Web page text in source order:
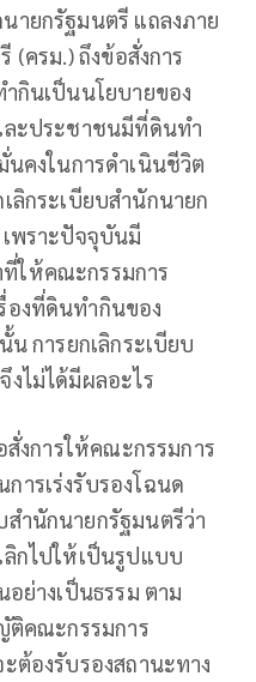
ายกรัฐมนตรี แถลงภาย
ครม.) ถึงข้อสั่งการ
กินเป็นนโยบายของ
ละประชาชนมีที่ดินทำ
นคงในการดำเนินชีวิต
ลิกระเบียบสำนักนายก
พราะปัจจุบันมี
ให้คณะกรรมการ
องที่ดินทำกินของ
การยกเลิกระเบียบ
งไม่ได้มีผลอะไร
สั่งการให้คณะกรรมการ
ารเร่งรับรองโฉนด
ำนักนายกรัฐมนตรีว่า
กไปให้เป็นรูปแบบ
ย่างเป็นธรรม ตาม
ติคณะกรรมการ
ต้องรับรองสถานะทาง